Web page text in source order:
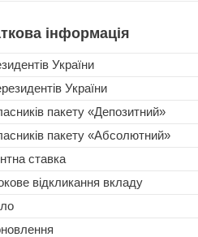
інформація
України
України
пакету «Депозитний»
пакету «Абсолютний»
ставка
відкликання вкладу